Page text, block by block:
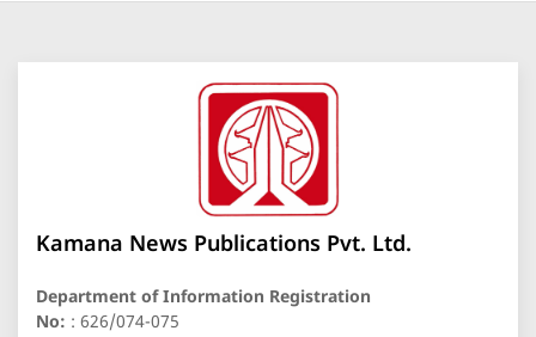
Kamana News Publications Pvt. Ltd.
Department of Information Registration
No: : 626/074-075